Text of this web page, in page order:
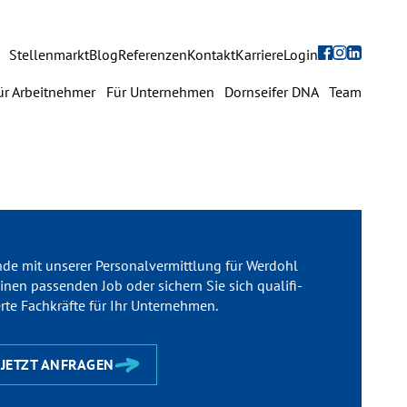
Navigation
StellenmarktBlogReferenzenKontaktKarriereLogin
Arbeitnehmer Für Unternehmen Dornseifer DNA Team
mit unserer Personal­ver­mittlung für Werdohl
passen­den Job oder sichern Sie sich quali­fi­
Fach­kräfte für Ihr Unter­nehmen.
JETZT ANFRAGEN
Referenzen
Blog